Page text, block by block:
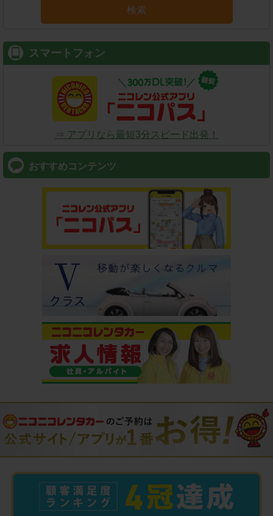
検索
スマートフォン
⇒ アプリなら最短3分スピード出発！
おすすめコンテンツ